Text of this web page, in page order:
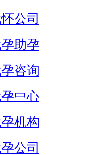
公司
助孕
咨询
中心
机构
公司